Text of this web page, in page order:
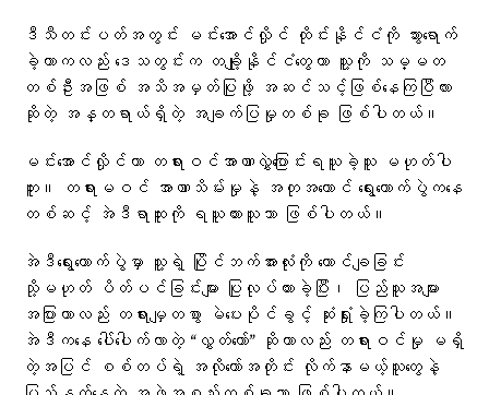
ဒီသီတင်းပတ်အတွင်း မင်းအောင်လှိုင် ထိုင်းနိုင်ငံကို သွားရောက်
ခဲ့တာကလည်း ဒေသတွင်းက တချို့နိုင်ငံတွေဟာ သူ့ကို သမ္မတ
တစ်ဦးအဖြစ် အသိအမှတ်ပြုဖို့ အဆင်သင့်ဖြစ်နေကြပြီလား
ဆိုတဲ့ အန္တရာယ်ရှိတဲ့ အချက်ပြမှုတစ်ခု ဖြစ်ပါတယ်။
မင်းအောင်လှိုင်ဟာ တရားဝင်အာဏာလွှဲပြောင်းရယူခဲ့သူ မဟုတ်ပါ
ဘူး။ တရားမဝင် အာဏာသိမ်းမှုနဲ့ အတုအယောင် ရွေးကောက်ပွဲကနေ
တစ်ဆင့် အဲဒီရာထူးကို ရယူထားသူသာ ဖြစ်ပါတယ်။
အဲဒီရွေးကောက်ပွဲမှာ သူ့ရဲ့ ပြိုင်ဘက်အားလုံးကို ထောင်ချခြင်း
သို့မဟုတ် ပိတ်ပင်ခြင်းများ ပြုလုပ်ထားခဲ့ပြီး၊ ပြည်သူအများ
အပြားဟာလည်း တရားမျှတစွာ မဲပေးပိုင်ခွင့် ဆုံးရှုံးခဲ့ကြပါတယ်။
အဲဒီကနေ ပေါ်ပေါက်လာတဲ့ “လွှတ်တော်” ဆိုတာလည်း တရားဝင်မှု မရှိ
တဲ့အပြင် စစ်တပ်ရဲ့ အလိုတော်အတိုင်း လိုက်နာမယ့်သူတွေနဲ့